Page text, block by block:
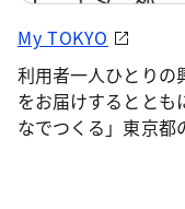
My TOKYO
利用者一人ひとりの
をお届けするととも
なでつくる」東京都